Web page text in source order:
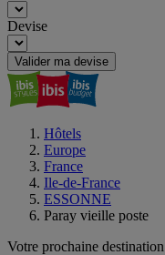
Devise
Valider ma devise
Hôtels
Europe
France
Ile-de-France
ESSONNE
Paray vieille poste
Votre prochaine destination